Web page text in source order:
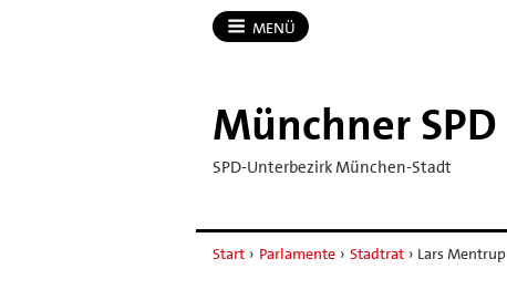
MENÜ
Münchner SPD
SPD-Unterbezirk München-Stadt
Start › Parlamente › Stadtrat › Lars Mentrup